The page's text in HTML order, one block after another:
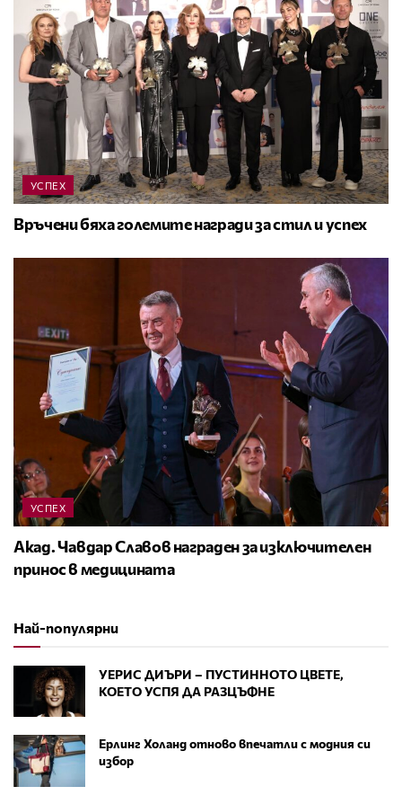
УСПЕХ
Връчени бяха големите награди за стил и успех
УСПЕХ
Акад. Чавдар Славов награден за изключителен
принос в медицината
Най-популярни
УЕРИС ДИЪРИ – ПУСТИННОТО ЦВЕТЕ,
КОЕТО УСПЯ ДА РАЗЦЪФНЕ
Ерлинг Холанд отново впечатли с модния си
избор